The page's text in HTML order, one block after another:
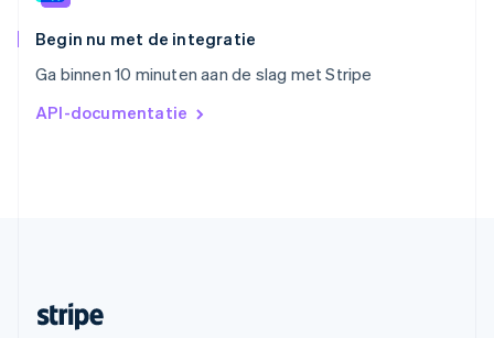
Begin nu met de integratie
Ga binnen 10 minuten aan de slag met Stripe
API-documentatie
Tsjechië
English
简体中文English
English